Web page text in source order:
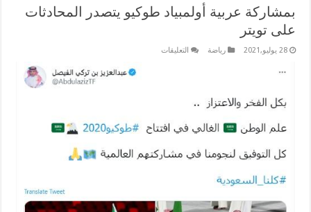
بمشاركة عربية أولمبياد طوكيو يتصدر المحادثات
على تويتر
28 يوليو,2021 رياضة التعليقاتعلى
تويتر
مغلقة